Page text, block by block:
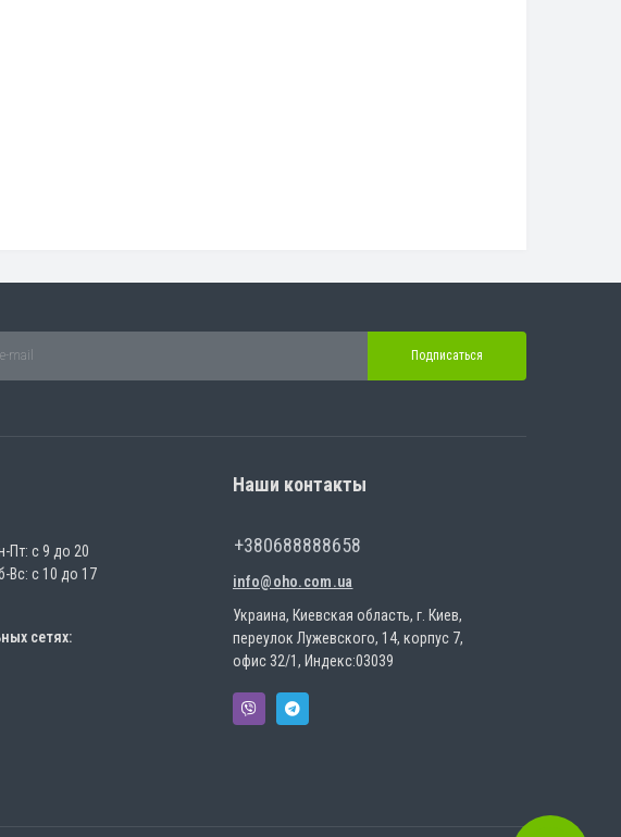
Подписаться
Пт: с 9 до 20
Вс: с 10 до 17
сетях:
Наши контакты
+380688888658
info@oho.com.ua
Украина, Киевская область, г. Киев,
переулок Лужевского, 14, корпус 7,
офис 32/1, Индекс:03039